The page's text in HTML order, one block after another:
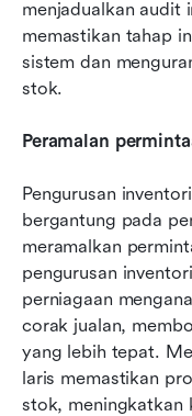
menjadualkan audit
memastikan tahap
sistem dan
stok.
Peramalan
Pengurusan
bergantung pada
meramalkan
pengurusan
perniagaan
corak jualan,
yang lebih tepat.
laris memastikan
stok, meningkatkan